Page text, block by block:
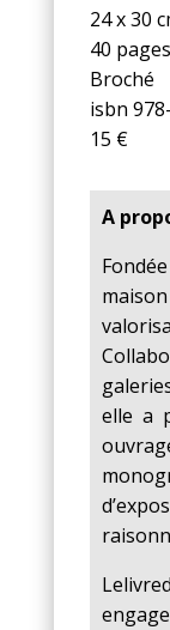
24 x 30
40 pages
Broché
isbn
15 €
A
elle a